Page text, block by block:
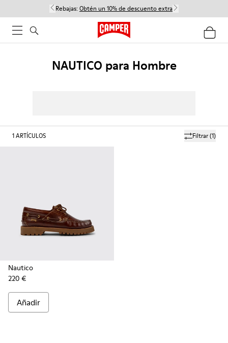
Rebajas: Obtén un 10% de descuento extra
NAUTICO para Hombre
Filtrar(1)
1ARTÍCULOS
Nautico
220 €
Añadir